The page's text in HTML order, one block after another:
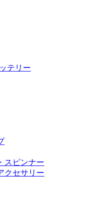
テリー
スピンナー
クセサリー